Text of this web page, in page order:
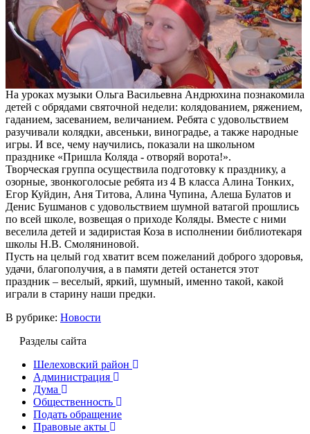
На уроках музыки Ольга Васильевна Андрюхина познакомила
детей с обрядами святочной недели: колядованием, ряжением,
гаданием, засеванием, величанием. Ребята с удовольствием
разучивали колядки, авсеньки, виноградье, а также народные
игры. И все, чему научились, показали на школьном
празднике «Пришла Коляда - отворяй ворота!».
Творческая группа осуществила подготовку к празднику, а
озорные, звонкоголосые ребята из 4 В класса Алина Тонких,
Егор Куйдин, Аня Титова, Алина Чупина, Алеша Булатов и
Денис Бушманов с удовольствием шумной ватагой прошлись
по всей школе, возвещая о приходе Коляды. Вместе с ними
веселила детей и задиристая Коза в исполнении библиотекаря
школы Н.В. Смоляниновой.
Пусть на целый год хватит всем пожеланий доброго здоровья,
удачи, благополучия, а в памяти детей останется этот
праздник – веселый, яркий, шумный, именно такой, какой
играли в старину наши предки.
В рубрике: Новости
Разделы сайта
Шелеховский район
Администрация
Дума
Общественность
Подать обращение
Правовые акты